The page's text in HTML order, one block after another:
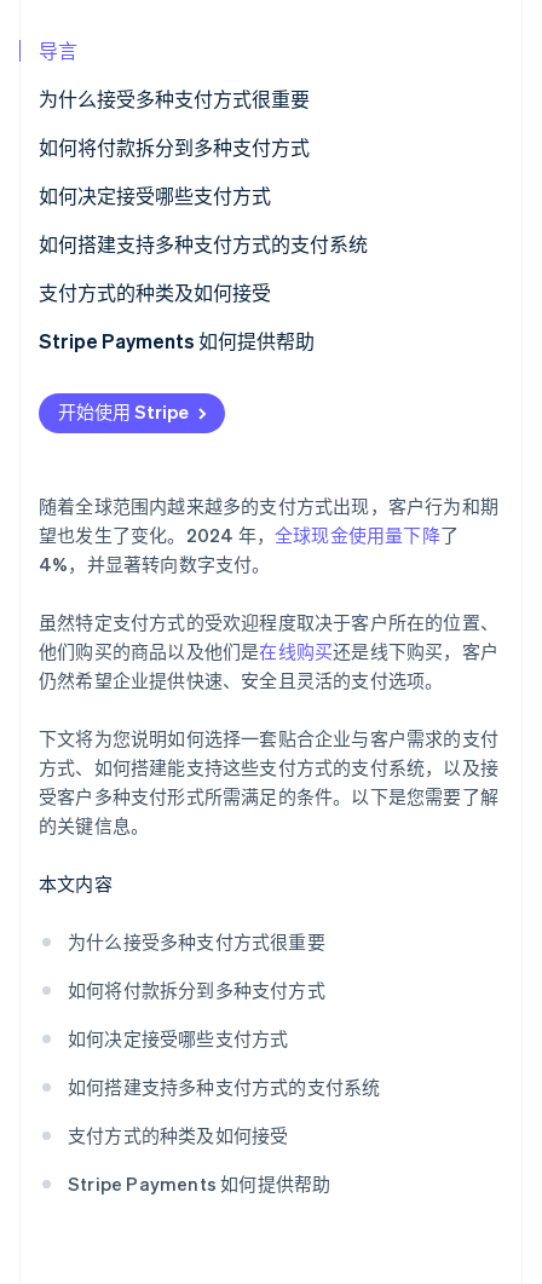
Stripe Sessions 2026
立即观看
Stripe App Marketplace
导言
为什么接受多种支付方式很重要
如何将付款拆分到多种支付方式
1.确认您的系统支持拆分付款
2.询问客户他们希望如何拆分
3.输入第一笔部分付款
4.输入剩余的部分付款
如何决定接受哪些支付方式
如何搭建支持多种支付方式的支付系统
支付方式的种类及如何接受
传统支付方式
接受传统支付方式
基于卡片的支付方式
数字/在线支付方式
新兴支付方式
接受新兴支付方式
其他支付方式
接受其他支付方式
Stripe Payments 如何提供帮助
开始使用 Stripe
随着全球范围内越来越多的支付方式出现，客户行为和期
望也发生了变化。2024 年， 全球现金使用量下降了
4%，并显著转向数字支付。
虽然特定支付方式的受欢迎程度取决于客户所在的位置、
他们购买的商品以及他们是在线购买还是线下购买，客户
仍然希望企业提供快速、安全且灵活的支付选项。
下文将为您说明如何选择一套贴合企业与客户需求的支付
方式、如何搭建能支持这些支付方式的支付系统，以及接
受客户多种支付形式所需满足的条件。以下是您需要了解
的关键信息。
本文内容
为什么接受多种支付方式很重要
如何将付款拆分到多种支付方式
如何决定接受哪些支付方式
如何搭建支持多种支付方式的支付系统
支付方式的种类及如何接受
Stripe Payments 如何提供帮助